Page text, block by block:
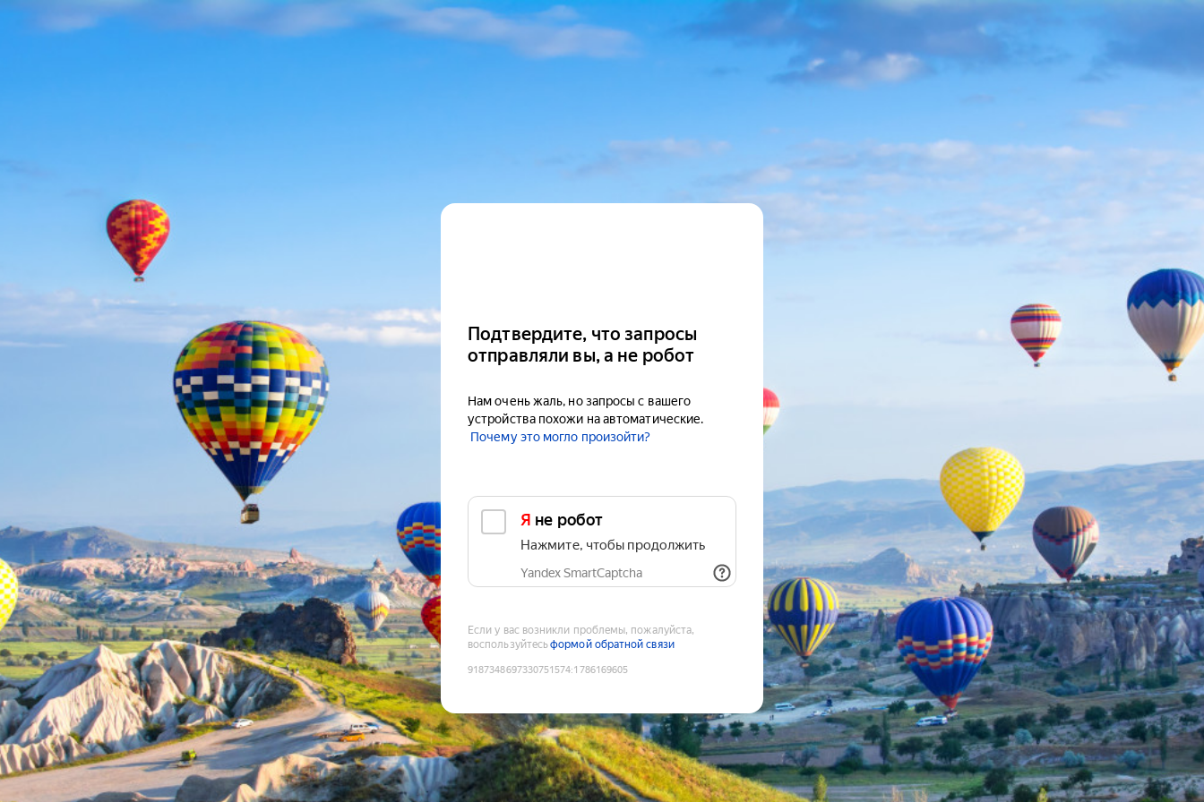
Подтвердите, что запросы
отправляли вы, а не робот
Нам очень жаль, но запросы с вашего
устройства похожи на автоматические.
Почему это могло произойти?
Я не робот
Нажмите, чтобы продолжить
Yandex SmartCaptcha
Если у вас возникли проблемы, пожалуйста,
воспользуйтесьформой обратной связи
9187348697330751574:1786169605